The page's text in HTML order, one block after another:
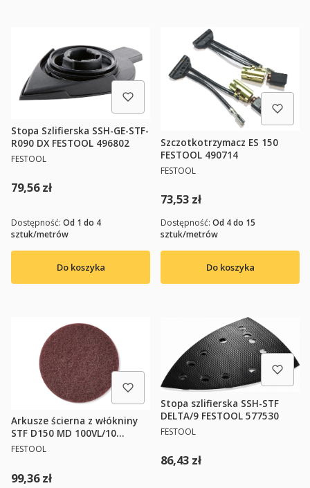
Stopa Szlifierska SSH-GE-STF-
R090 DX FESTOOL 496802
PRODUCENT
FESTOOL
Cena
79,56 zł
Do koszyka
Dostępność: Od 1 do 4
sztuk/metrów
Szczotkotrzymacz ES 150
FESTOOL 490714
PRODUCENT
FESTOOL
Cena
73,53 zł
Do koszyka
Dostępność: Od 4 do 15
sztuk/metrów
Arkusze ścierna z włókniny
STF D150 MD 100VL/10
PRODUCENT
FESTOOL
Cena
99,36 zł
Stopa szlifierska SSH-STF
DELTA/9 FESTOOL 577530
PRODUCENT
FESTOOL
Cena
86,43 zł